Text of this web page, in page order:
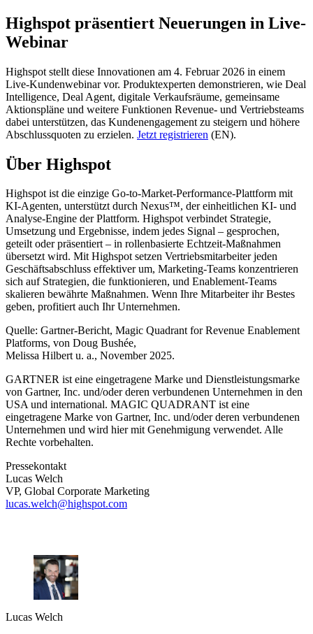
Highspot präsentiert Neuerungen in Live-
Webinar
Highspot stellt diese Innovationen am 4. Februar 2026 in einem
Live-Kundenwebinar vor. Produktexperten demonstrieren, wie Deal
Intelligence, Deal Agent, digitale Verkaufsräume, gemeinsame
Aktionspläne und weitere Funktionen Revenue- und Vertriebsteams
dabei unterstützen, das Kundenengagement zu steigern und höhere
Abschlussquoten zu erzielen. Jetzt registrieren (EN).
Über Highspot
Highspot ist die einzige Go-to-Market-Performance-Plattform mit
KI-Agenten, unterstützt durch Nexus™, der einheitlichen KI- und
Analyse-Engine der Plattform. Highspot verbindet Strategie,
Umsetzung und Ergebnisse, indem jedes Signal – gesprochen,
geteilt oder präsentiert – in rollenbasierte Echtzeit-Maßnahmen
übersetzt wird. Mit Highspot setzen Vertriebsmitarbeiter jeden
Geschäftsabschluss effektiver um, Marketing-Teams konzentrieren
sich auf Strategien, die funktionieren, und Enablement-Teams
skalieren bewährte Maßnahmen. Wenn Ihre Mitarbeiter ihr Bestes
geben, profitiert auch Ihr Unternehmen.
Quelle: Gartner-Bericht, Magic Quadrant for Revenue Enablement
Platforms, von Doug Bushée,
Melissa Hilbert u. a., November 2025.
GARTNER ist eine eingetragene Marke und Dienstleistungsmarke
von Gartner, Inc. und/oder deren verbundenen Unternehmen in den
USA und international. MAGIC QUADRANT ist eine
eingetragene Marke von Gartner, Inc. und/oder deren verbundenen
Unternehmen und wird hier mit Genehmigung verwendet. Alle
Rechte vorbehalten.
Pressekontakt
Lucas Welch
VP, Global Corporate Marketing
lucas.welch@highspot.com
Lucas Welch